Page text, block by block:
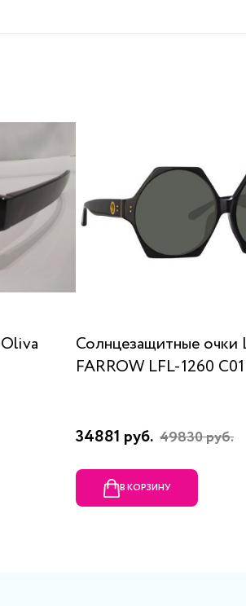
Солнцезащитные
FARROW LFL-1260 C01
34881 руб. 49830 руб.
В КОРЗИНУ